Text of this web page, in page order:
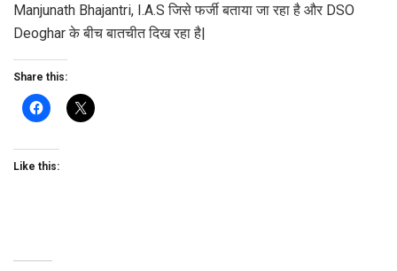
Manjunath Bhajantri, I.A.S जिसे फर्जी बताया जा रहा है और DSO
Deoghar के बीच बातचीत दिख रहा है|
Share this:
Like this: